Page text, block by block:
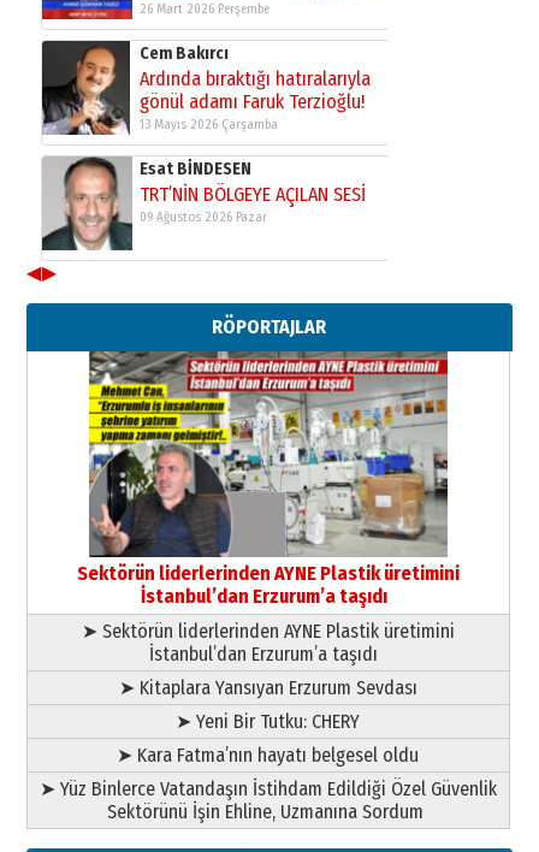
26 Mart 2026 Perşembe
Cem Bakırcı
Ardında bıraktığı hatıralarıyla
gönül adamı Faruk Terzioğlu!
13 Mayıs 2026 Çarşamba
Esat BİNDESEN
TRT’NİN BÖLGEYE AÇILAN SESİ
09 Ağustos 2026 Pazar
Erzurumspor’un köşe taşları
29 Haziran 2026 Pazartesi
Kenan GÜLERCİ
Murat Şahsuvaroğlu ERKON’da
çıtayı yukarı taşırken,
yönetimdekiler aşağı
çekmemeli!
17 Şubat 2026 SalıOrhan BOZKURT
Bir fotoğraf, bir şehir, bir
gazeteci… Dizginler kimin
elinde?
A. Berhan Yılmaz
BİR BÖLÜM DEĞİL, BİR ÖMÜR
SEÇİYORSUNUZ… “NEDEN
ATATÜRK ÜNİVERSİTESİ?”
28 Temmuz 2026 Salı
Ahmet Gökhan YAZICI
Ahmed Yesevi’den bir Alperen…
”Reisimiz” idi… Hakka yürüdü.!
26 Mart 2026 Perşembe
◀▶
RÖPORTAJLAR
Sektörün liderlerinden AYNE Plastik üretimini
İstanbul’dan Erzurum’a taşıdı
➤ Sektörün liderlerinden AYNE Plastik üretimini
İstanbul’dan Erzurum’a taşıdı
➤ Kitaplara Yansıyan Erzurum Sevdası
➤ Yeni Bir Tutku: CHERY
➤ Kara Fatma’nın hayatı belgesel oldu
➤ Yüz Binlerce Vatandaşın İstihdam Edildiği Özel Güvenlik
Sektörünü İşin Ehline, Uzmanına Sordum